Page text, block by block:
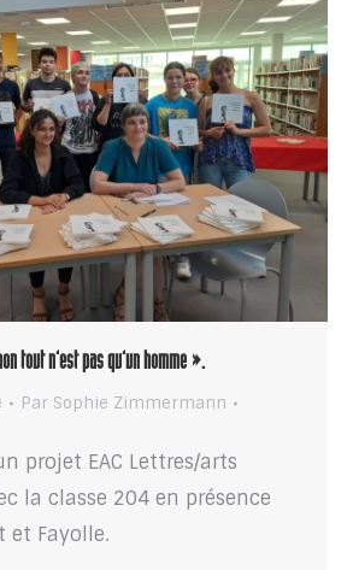
tout n’est pas qu’un homme ».
Par Sophie Zimmermann
projet EAC Lettres/arts
la classe 204 en présence
et Fayolle.